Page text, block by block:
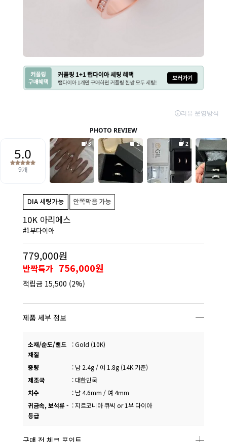
10K 아리에스
#1부다이아
779,000원
반짝특가 756,000원
적립금 15,500 (2%)
제품 세부 정보
소재/순도/밴드
재질
:Gold (10K)
중량 : 남 2.4g / 여 1.8g (14K 기준)
제조국
: 대한민국
치수
: 남 4.6mm / 여 4mm
귀금속, 보석류 -
등급
:지르코니아 큐빅 or 1부 다이아